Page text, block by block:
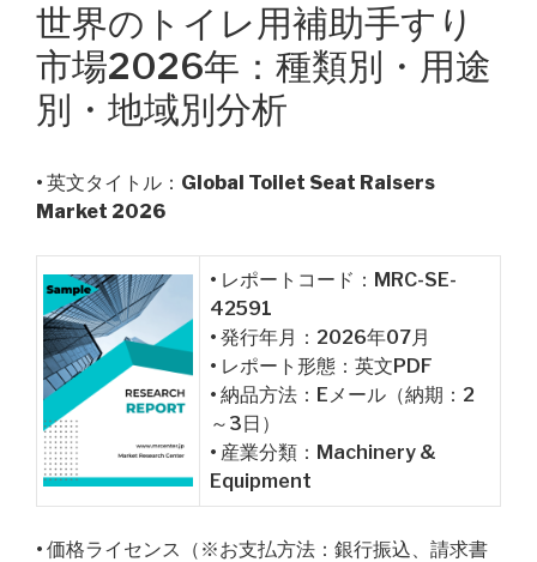
世界のトイレ用補助手すり
市場2026年：種類別・用途
別・地域別分析
• 英文タイトル： Global Toilet Seat Raisers
Market 2026
• レポートコード：MRC-SE-
42591
• 発行年月：2026年07月
• レポート形態：英文PDF
• 納品方法：Eメール（納期：2
～3日）
• 産業分類：Machinery &
Equipment
• 価格ライセンス（※お支払方法：銀行振込、請求書